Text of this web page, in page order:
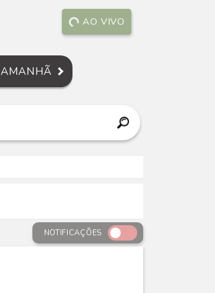
AO VIVO
AMANHÃ
NOTIFICAÇÕES